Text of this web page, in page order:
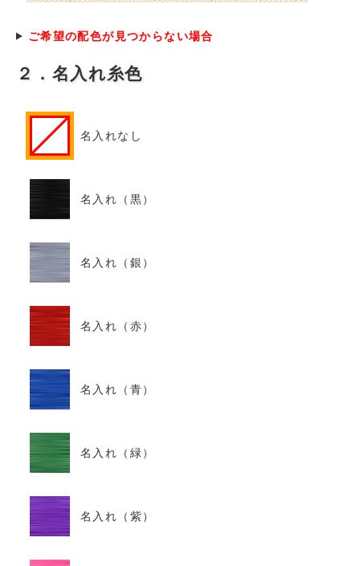
ご希望の配色が見つからない場合
２．名入れ糸色
名入れなし
名入れ（黒）
名入れ（銀）
名入れ（赤）
名入れ（青）
名入れ（緑）
名入れ（紫）